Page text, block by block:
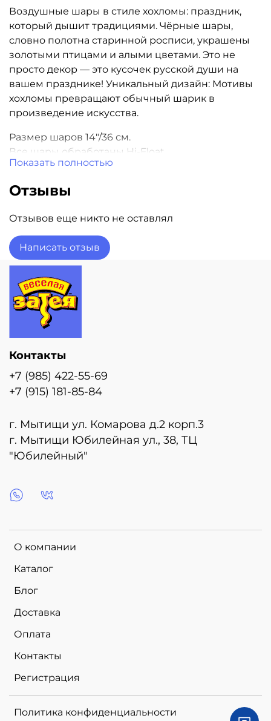
Воздушные шары в стиле хохломы: праздник,
который дышит традициями. Чёрные шары,
словно полотна старинной росписи, украшены
золотыми птицами и алыми цветами. Это не
просто декор — это кусочек русской души на
вашем празднике! Уникальный дизайн: Мотивы
хохломы превращают обычный шарик в
произведение искусства.
Размер шаров 14"/36 см.
Все шары обработаны Hi-Float.
Гарантия полета 3 дня
гелием
Показать полностью
Отзывы
Отзывов еще никто не оставлял
Написать отзыв
О компании
Каталог
Блог
Доставка
Оплата
Контакты
Регистрация
Политика конфиденциальности
Контакты
+7 (985) 422-55-69
+7 (915) 181-85-84
г. Мытищи ул. Комарова д.2 корп.3
г. Мытищи Юбилейная ул., 38, ТЦ
"Юбилейный"